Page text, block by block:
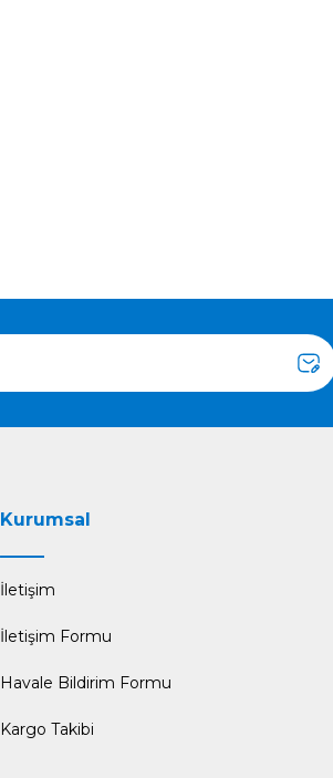
Kurumsal
İletişim
İletişim Formu
Havale Bildirim Formu
Kargo Takibi